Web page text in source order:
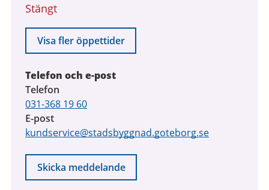
Stängt
Visa fler öppettider
Telefon och e-post
Telefon
031-368 19 60
E-post
kundservice@stadsbyggnad.goteborg.se
Skicka meddelande